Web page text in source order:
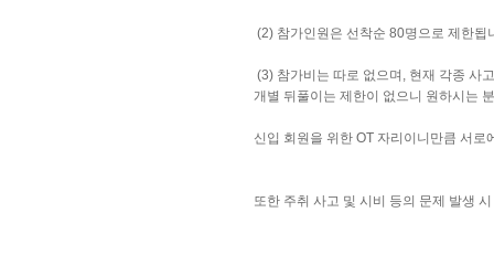
(2) 참가인원은 선착순 80명으로 제한됩
(3) 참가비는 따로 없으며, 현재 각종 사
개별 뒤풀이는 제한이 없으니 원하시는
신입 회원을 위한 OT 자리이니만큼 서
또한 주취 사고 및 시비 등의 문제 발생